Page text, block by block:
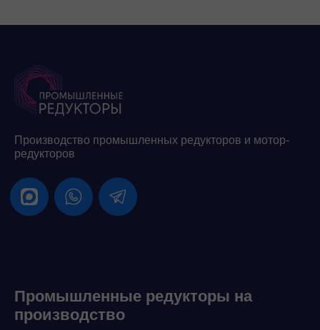
Производство промышленных редукторов и мотор-
редукторов
Промышленные редукторы на
производство